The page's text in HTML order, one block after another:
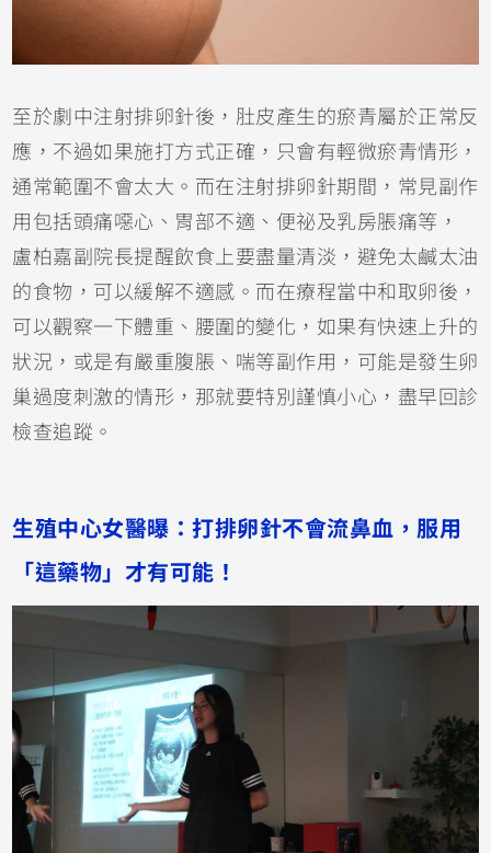
至於劇中注射排卵針後，肚皮產生的瘀青屬於正常反
應，不過如果施打方式正確，只會有輕微瘀青情形，
通常範圍不會太大。而在注射排卵針期間，常見副作
用包括頭痛噁心、胃部不適、便祕及乳房脹痛等，
盧柏嘉副院長提醒飲食上要盡量清淡，避免太鹹太油
的食物，可以緩解不適感。而在療程當中和取卵後，
可以觀察一下體重、腰圍的變化，如果有快速上升的
狀況，或是有嚴重腹脹、喘等副作用，可能是發生卵
巢過度刺激的情形，那就要特別謹慎小心，盡早回診
檢查追蹤。
生殖中心女醫曝：打排卵針不會流鼻血，服用
「這藥物」才有可能！